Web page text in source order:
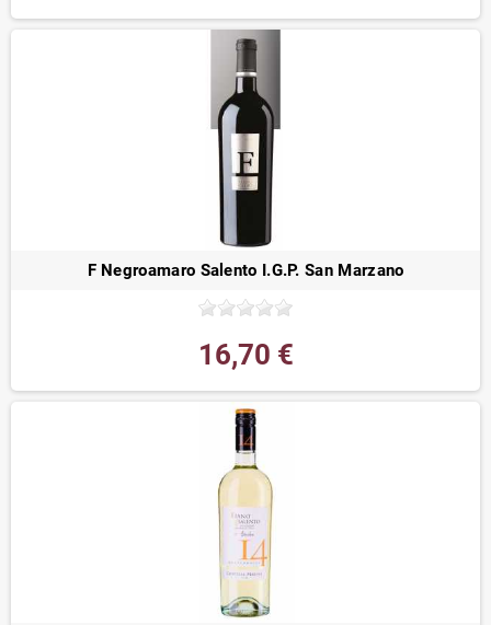
F Negroamaro Salento I.G.P. San Marzano
16,70 €